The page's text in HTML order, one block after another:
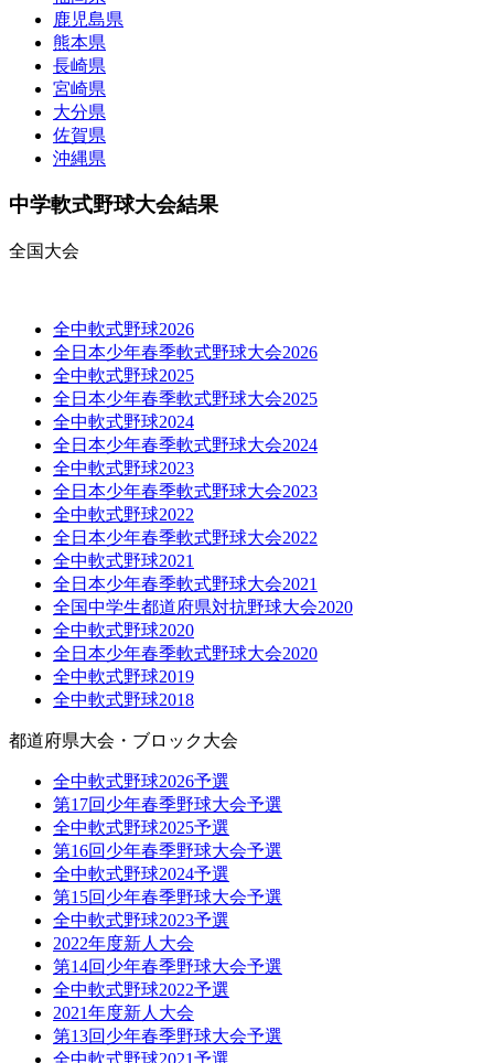
鹿児島県
熊本県
長崎県
宮崎県
大分県
佐賀県
沖縄県
中学軟式野球大会結果
全国大会
全中軟式野球2026
全日本少年春季軟式野球大会2026
全中軟式野球2025
全日本少年春季軟式野球大会2025
全中軟式野球2024
全日本少年春季軟式野球大会2024
全中軟式野球2023
全日本少年春季軟式野球大会2023
全中軟式野球2022
全日本少年春季軟式野球大会2022
全中軟式野球2021
全日本少年春季軟式野球大会2021
全国中学生都道府県対抗野球大会2020
全中軟式野球2020
全日本少年春季軟式野球大会2020
全中軟式野球2019
全中軟式野球2018
都道府県大会・ブロック大会
全中軟式野球2026予選
第17回少年春季野球大会予選
全中軟式野球2025予選
第16回少年春季野球大会予選
全中軟式野球2024予選
第15回少年春季野球大会予選
全中軟式野球2023予選
2022年度新人大会
第14回少年春季野球大会予選
全中軟式野球2022予選
2021年度新人大会
第13回少年春季野球大会予選